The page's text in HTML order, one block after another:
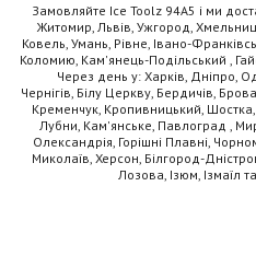
Замовляйте Ice Toolz 94A5 і ми
Житомир, Львів, Ужгород,
Ковель, Умань, Рівне, Івано-
Коломию, Кам'янець-Подільський ,
Через день у: Харків, Дніпро,
Чернігів, Білу Церкву, Бердичів,
Кременчук, Кропивницький,
Лубни, Кам'янське, Павлоград ,
Олександрія, Горішні Плавні,
Миколаїв, Херсон, Білгород-
Лозова, Ізюм, Ізмаїл